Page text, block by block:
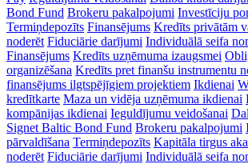
Bond Fund Brokeru pakalpojumi Investīciju
Termiņdepozīts Finansējums Kredīts privātām
noderēt Fiduciārie darījumi Individuālā seifa
Finansējums Kredīts uzņēmuma izaugsmei
organizēšana Kredīts pret finanšu instrumentu
finansējums ilgtspējīgiem projektiem Ikdienai
kredītkarte Maza un vidēja uzņēmuma ikdienai
kompānijas ikdienai Ieguldījumu veidošanai
Signet Baltic Bond Fund Brokeru pakalpojumi
pārvaldīšana Termiņdepozīts Kapitāla tirgus
noderēt Fiduciārie darījumi Individuālā seifa